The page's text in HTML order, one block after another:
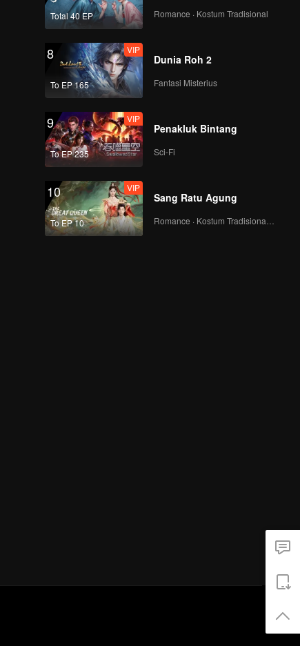
Total 40 EP Romance · Kostum Tradisional
8
To EP 165
VIP
Dunia Roh 2
Fantasi Misterius
9
To EP 235
VIP
Penakluk Bintang
Sci-Fi
10
To EP 10
VIP
Sang Ratu Agung